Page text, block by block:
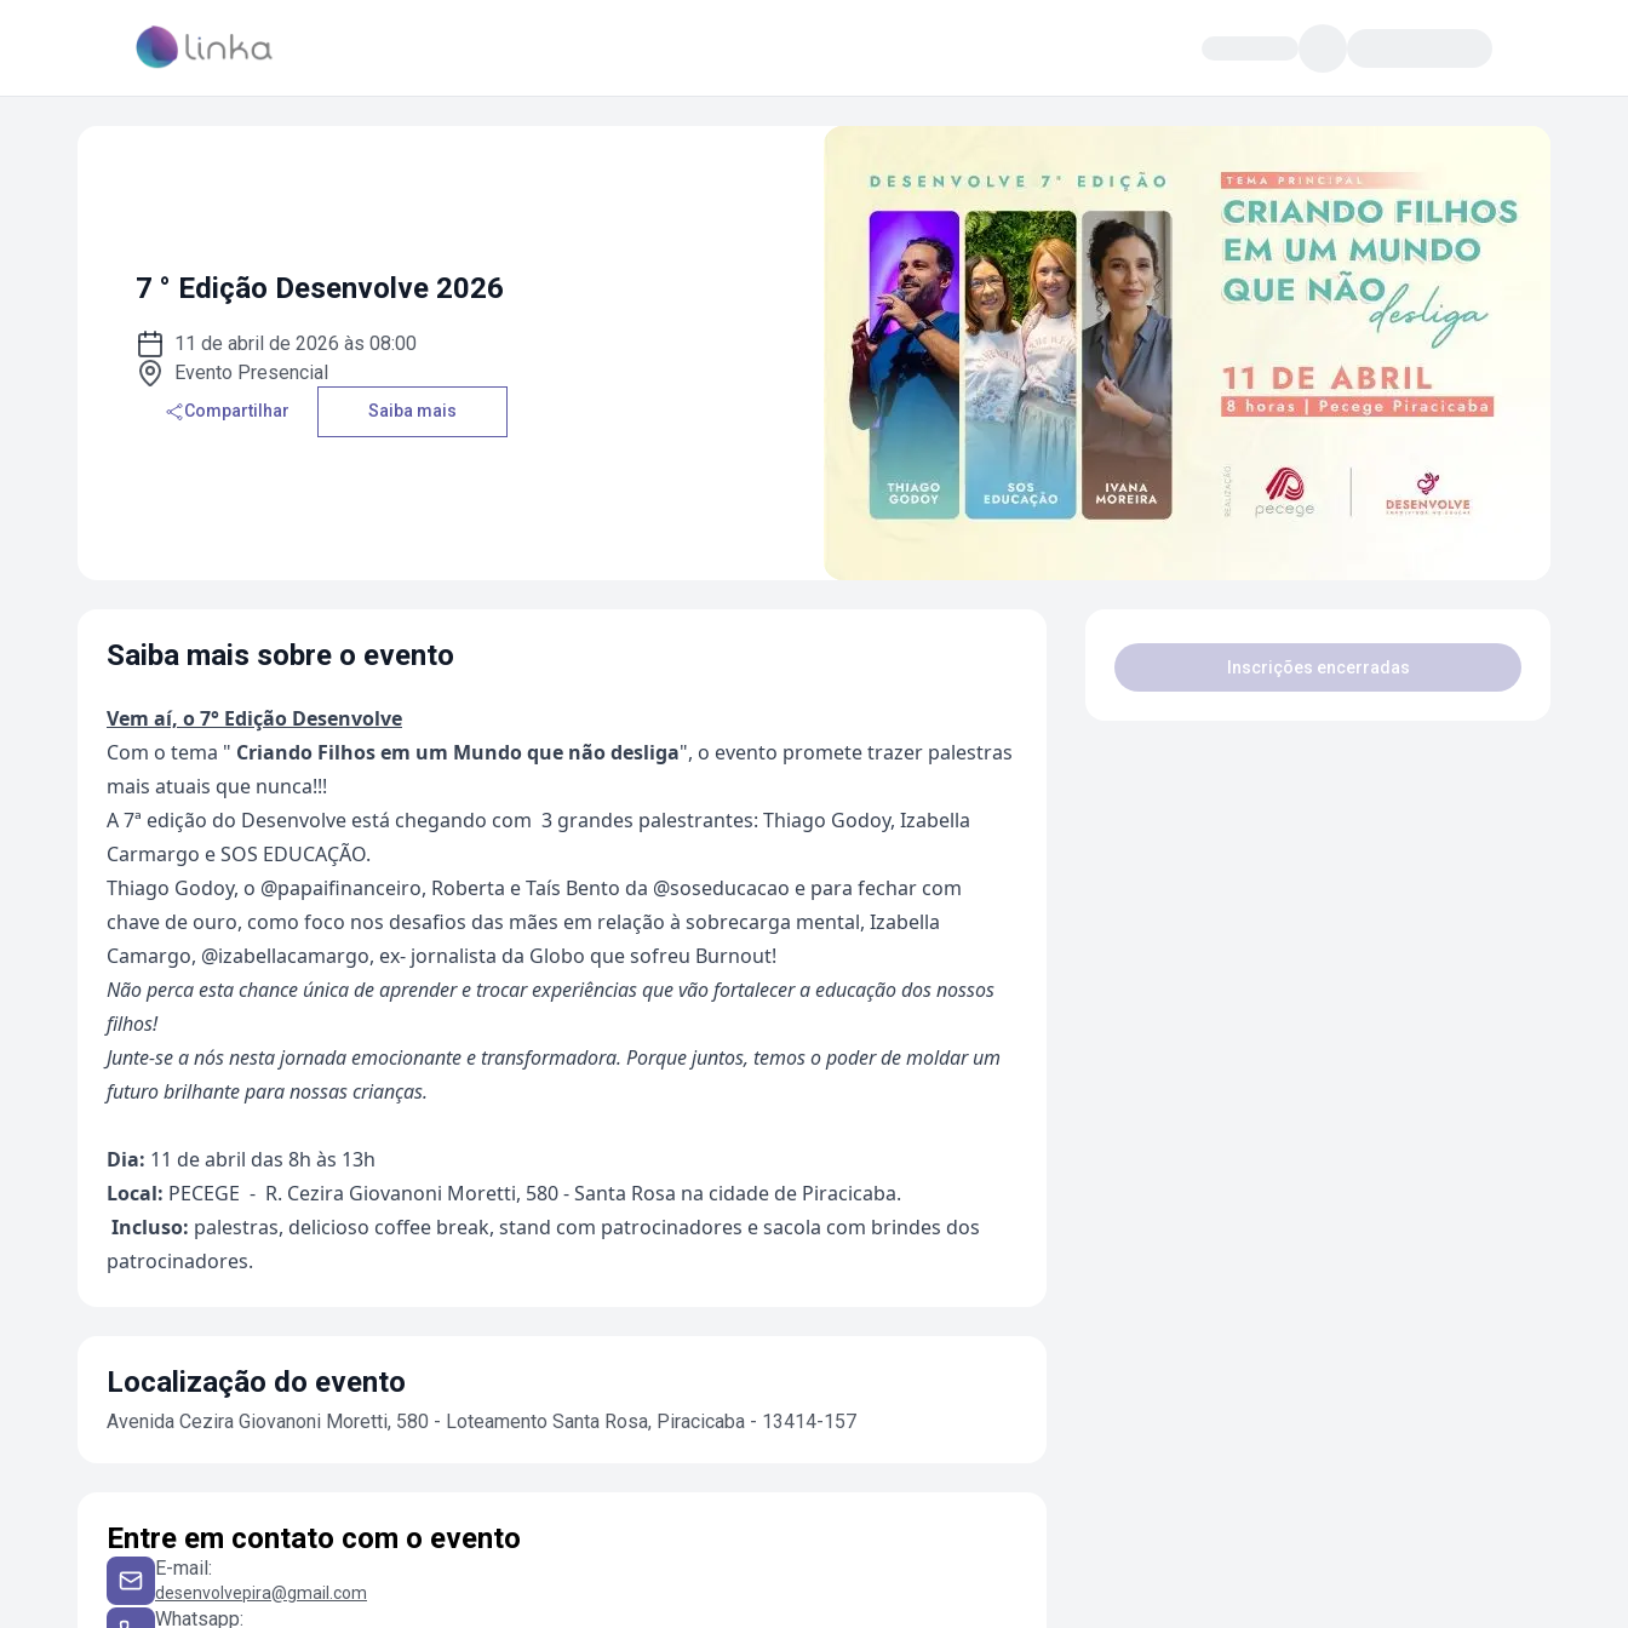
7 ° Edição Desenvolve 2026
11 de abril de 2026 às 08:00
Evento Presencial
Compartilhar Saiba mais
Inscrições encerradas
Saiba mais sobre o evento
Vem aí, o 7° Edição Desenvolve
Com o tema " Criando Filhos em um Mundo que não desliga", o evento promete trazer palestras
mais atuais que nunca!!!
A 7ª edição do Desenvolve está chegando com 3 grandes palestrantes: Thiago Godoy, Izabella
Carmargo e SOS EDUCAÇÃO.
Thiago Godoy, o @papaifinanceiro, Roberta e Taís Bento da @soseducacao e para fechar com
chave de ouro, como foco nos desafios das mães em relação à sobrecarga mental, Izabella
Camargo, @izabellacamargo, ex- jornalista da Globo que sofreu Burnout!
Não perca esta chance única de aprender e trocar experiências que vão fortalecer a educação dos nossos
filhos!
Junte-se a nós nesta jornada emocionante e transformadora. Porque juntos, temos o poder de moldar um
futuro brilhante para nossas crianças.
Dia: 11 de abril das 8h às 13h
Local: PECEGE - R. Cezira Giovanoni Moretti, 580 - Santa Rosa na cidade de Piracicaba.
Incluso: palestras, delicioso coffee break, stand com patrocinadores e sacola com brindes dos
patrocinadores.
Localização do evento
Avenida Cezira Giovanoni Moretti, 580 - Loteamento Santa Rosa, Piracicaba - 13414-157
Entre em contato com o evento
E-mail:
desenvolvepira@gmail.com
Whatsapp: